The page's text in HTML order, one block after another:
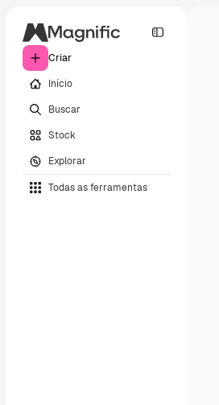
Criar
Início
Buscar
Stock
Explorar
Todas as ferramentas